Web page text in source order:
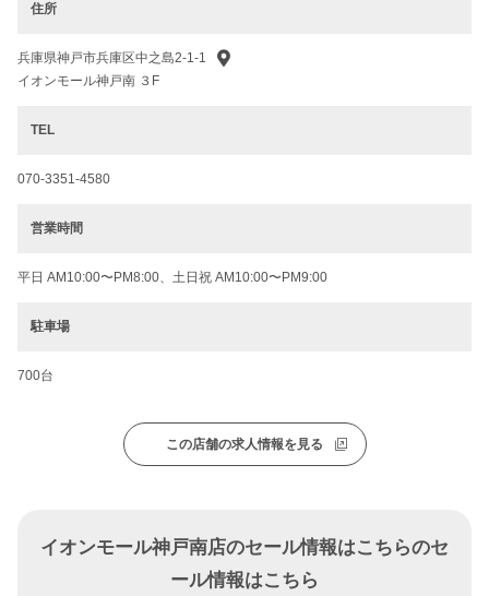
住所
兵庫県神戸市兵庫区中之島2-1-1
イオンモール神戸南 ３F
TEL
070-3351-4580
営業時間
平日 AM10:00〜PM8:00、土日祝 AM10:00〜PM9:00
駐車場
700台
この店舗の求人情報を見る
イオンモール神戸南店のセール情報はこちらのセ
ール情報はこちら